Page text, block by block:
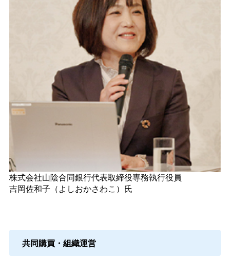
株式会社山陰合同銀行代表取締役専務執行役員
吉岡佐和子（よしおかさわこ）氏
共同購買・組織運営